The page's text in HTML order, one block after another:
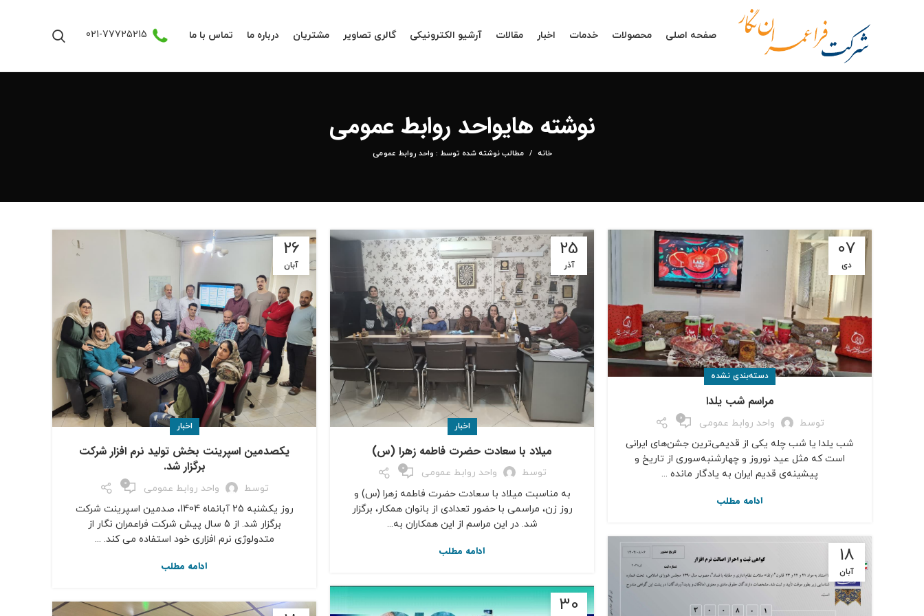
صفحه اصلی محصولات خدمات اخبار مقالات آرشیو الکترونیکی گالری تصاویر مشتریان درباره ما تماس با ما 021-77725215
نوشته هایواحد روابط عمومی
خانه مطالب نوشته شده توسط : واحد روابط عمومی
07
دی
دسته‌بندی نشده
مراسم شب یلدا
توسط واحد روابط عمومی 0
شب یلدا یا شب چله یکی از قدیمی‌ترین جشن‌های ایرانی
است که مثل عید نوروز و چهارشنبه‌سوری از تاریخ و
پیشینه‌ی قدیم ایران به یادگار مانده ...
ادامه مطلب
25
آذر
اخبار
میلاد با سعادت حضرت فاطمه زهرا (س)
توسط واحد روابط عمومی 0
به مناسبت میلاد با سعادت حضرت فاطمه زهرا (س) و
روز زن، مراسمی با حضور تعدادی از بانوان همکار، برگزار
شد. در این مراسم از این همکاران به...
ادامه مطلب
26
آبان
اخبار
یکصدمین اسپرینت بخش تولید نرم افزار شرکت
برگزار شد.
توسط واحد روابط عمومی 0
روز یکشنبه 25 آبانماه 1404، صدمین اسپرینت شرکت
برگزار شد. از 5 سال پیش شرکت فراعمران نگار از
متدولوژی نرم ­افزاری خود استفاده می ­کند. ...
ادامه مطلب 18
آبان
30